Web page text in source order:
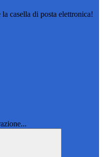
casella di posta elettronica!